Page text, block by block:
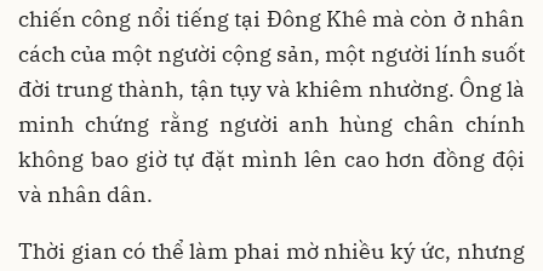
chiến công nổi tiếng tại Đông Khê mà còn ở nhân
cách của một người cộng sản, một người lính suốt
đời trung thành, tận tụy và khiêm nhường. Ông là
minh chứng rằng người anh hùng chân chính
không bao giờ tự đặt mình lên cao hơn đồng đội
và nhân dân.
Thời gian có thể làm phai mờ nhiều ký ức, nhưng